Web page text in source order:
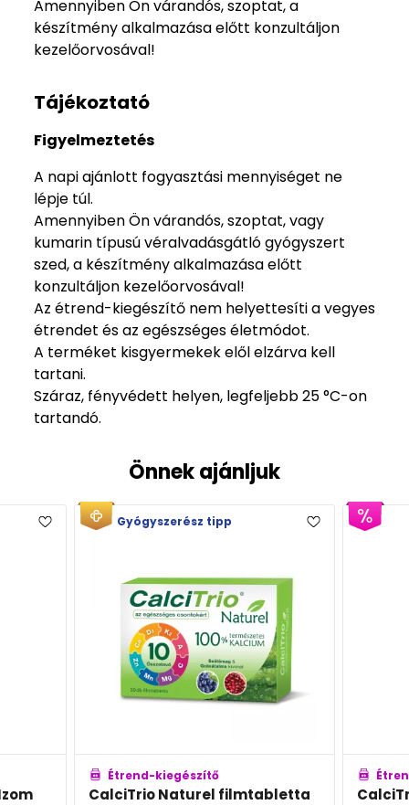
Amennyiben Ön várandós, szoptat, a
készítmény alkalmazása előtt konzultáljon
kezelőorvosával!
Tájékoztató
Figyelmeztetés
A napi ajánlott fogyasztási mennyiséget ne
lépje túl.
Amennyiben Ön várandós, szoptat, vagy
kumarin típusú véralvadásgátló gyógyszert
szed, a készítmény alkalmazása előtt
konzultáljon kezelőorvosával!
Az étrend-kiegészítő nem helyettesíti a vegyes
étrendet és az egészséges életmódot.
A terméket kisgyermekek elől elzárva kell
tartani.
Száraz, fényvédett helyen, legfeljebb 25 °C-on
tartandó.
Önnek ajánljuk
Étrend-kiegészítő
CalciTrio 3 az 1-ben